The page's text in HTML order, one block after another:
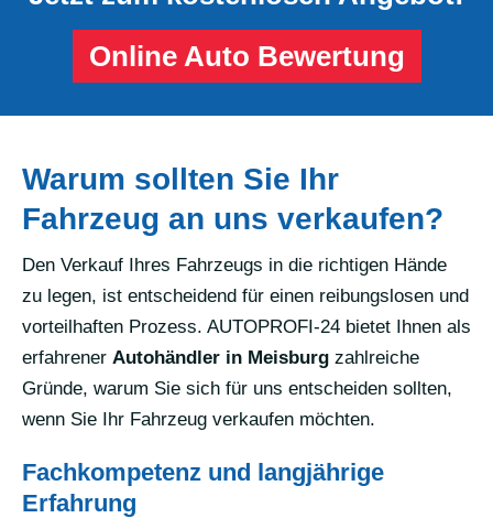
Online Auto Bewertung
Warum sollten Sie Ihr
Fahrzeug an uns verkaufen?
Den Verkauf Ihres Fahrzeugs in die richtigen Hände
zu legen, ist entscheidend für einen reibungslosen und
vorteilhaften Prozess. AUTOPROFI-24 bietet Ihnen als
erfahrener Autohändler in Meisburg zahlreiche
Gründe, warum Sie sich für uns entscheiden sollten,
wenn Sie Ihr Fahrzeug verkaufen möchten.
Fachkompetenz und langjährige
Erfahrung